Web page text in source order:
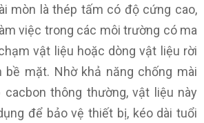
mòn là thép tấm có độ cứng cao,
việc trong các môi trường có ma
vật liệu hoặc dòng vật liệu rời
mặt. Nhờ khả năng chống mài
thông thường, vật liệu này
để bảo vệ thiết bị, kéo dài tuổi